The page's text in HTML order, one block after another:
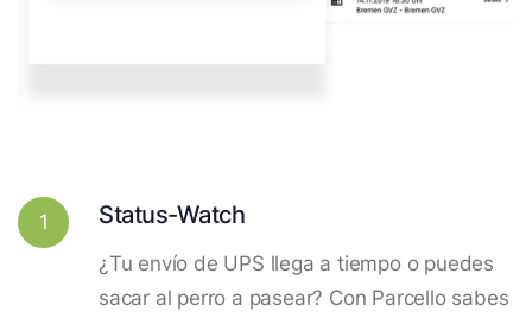
1 Status-Watch
¿Tu envío de UPS llega a tiempo o puedes
sacar al perro a pasear? Con Parcello sabes